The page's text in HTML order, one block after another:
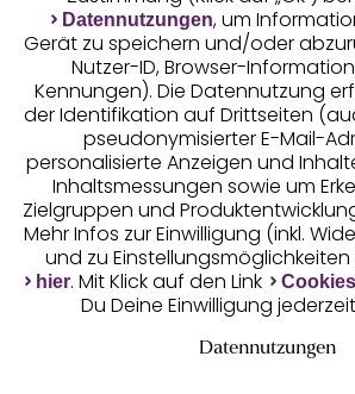
Geprüfte Sicherheit
Unsere Apps
Datennutzungen, um
Gerät zu speichern und/oder
Nutzer-ID, Browser-
Kennungen). Die Datennutzung
der Identifikation auf Drittseiten
pseudonymisierter E-Mail-
personalisierte Anzeigen und
Inhaltsmessungen sowie um
Zielgruppen und
Mehr Infos zur Einwilligung (inkl.
und zu Einstellungsmöglichkeiten
hier. Mit Klick auf den Link
Du Deine Einwilligung
Datennutzungen